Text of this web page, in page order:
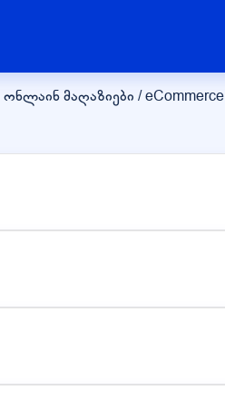
ონლაინ მაღაზიები / eCommerce